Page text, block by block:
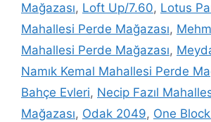
Mağazası, Loft Up/7.60, Lotus
Mahallesi Perde Mağazası,
Mahallesi Perde Mağazası,
Namık Kemal Mahallesi Perde
Bahçe Evleri, Necip Fazıl
Mağazası, Odak 2049, One